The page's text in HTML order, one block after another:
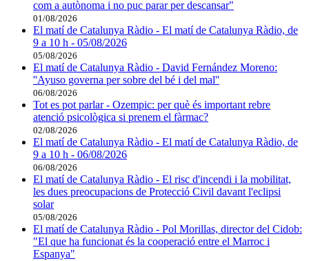
com a autònoma i no puc parar per descansar"
01/08/2026
El matí de Catalunya Ràdio - El matí de Catalunya Ràdio, de
9 a 10 h - 05/08/2026
05/08/2026
El matí de Catalunya Ràdio - David Fernández Moreno:
''Ayuso governa per sobre del bé i del mal''
06/08/2026
Tot es pot parlar - Ozempic: per què és important rebre
atenció psicològica si prenem el fàrmac?
02/08/2026
El matí de Catalunya Ràdio - El matí de Catalunya Ràdio, de
9 a 10 h - 06/08/2026
06/08/2026
El matí de Catalunya Ràdio - El risc d'incendi i la mobilitat,
les dues preocupacions de Protecció Civil davant l'eclipsi
solar
05/08/2026
El matí de Catalunya Ràdio - Pol Morillas, director del Cidob:
"El que ha funcionat és la cooperació entre el Marroc i
Espanya"